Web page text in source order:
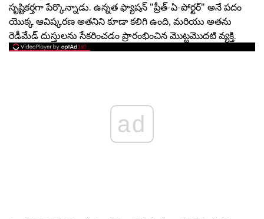
సృష్టికర్తగా పేర్కొన్నాడు. ఉన్నత ఫ్యాషన్ "ప్రీత్-ఏ-పోర్టర్" అనే పదం
యొక్క ఆవిష్కరణ అతనిని కూడా కలిగి ఉంది, మరియు అతను
రెడీమేడ్ దుస్తులను సేకరించడం ప్రారంభించిన మొట్టమొదటి వ్యక్తి.
ad